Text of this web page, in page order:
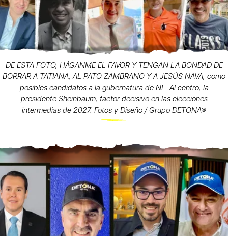
DE ESTA FOTO, HÁGANME EL FAVOR Y TENGAN LA BONDAD DE
BORRAR A TATIANA, AL PATO ZAMBRANO Y A JESÚS NAVA, como
posibles candidatos a la gubernatura de NL. Al centro, la
presidente Sheinbaum, factor decisivo en las elecciones
intermedias de 2027. Fotos y Diseño / Grupo DETONA®